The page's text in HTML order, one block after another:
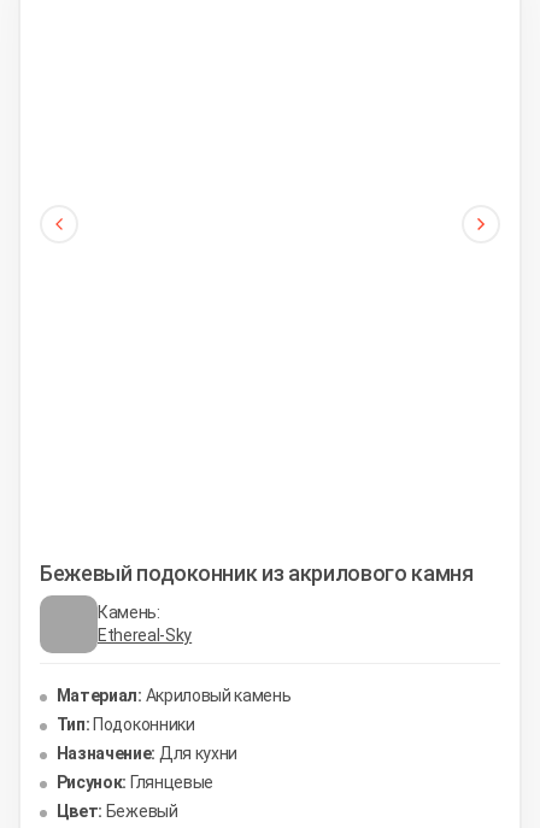
Бежевый подоконник из акрилового камня
Камень:
Ethereal-Sky
Материал: Акриловый камень
Тип: Подоконники
Назначение: Для кухни
Рисунок: Глянцевые
Цвет: Бежевый